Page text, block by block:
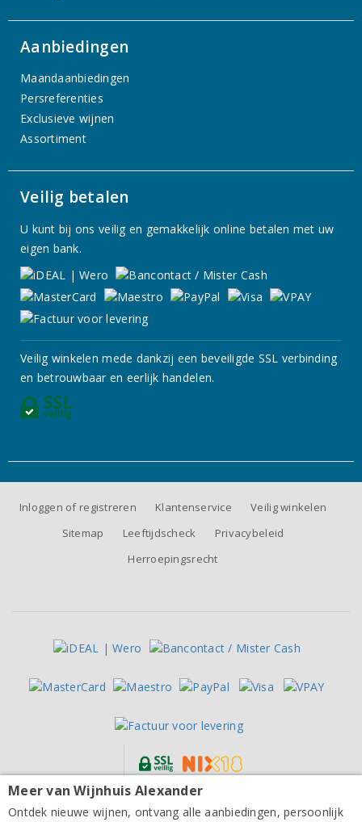
Von der Mark-Walter Baden Alte Reben Riesling 2024
Aanbiedingen
Maandaanbiedingen
Persreferenties
Exclusieve wijnen
Assortiment
Veilig betalen
U kunt bij ons veilig en gemakkelijk online betalen met uw
eigen bank.
Veilig winkelen mede dankzij een beveiligde SSL verbinding
en betrouwbaar en eerlijk handelen.
Inloggen of registreren Klantenservice
Veilig winkelen
Sitemap
Leeftijdscheck
Privacybeleid
Herroepingsrecht
Alle prijzen zijn inclusief BTW, exclusief eventuele verzendkosten.
Meer van Wijnhuis Alexander
Ontdek nieuwe wijnen, ontvang alle aanbiedingen, persoonlijk